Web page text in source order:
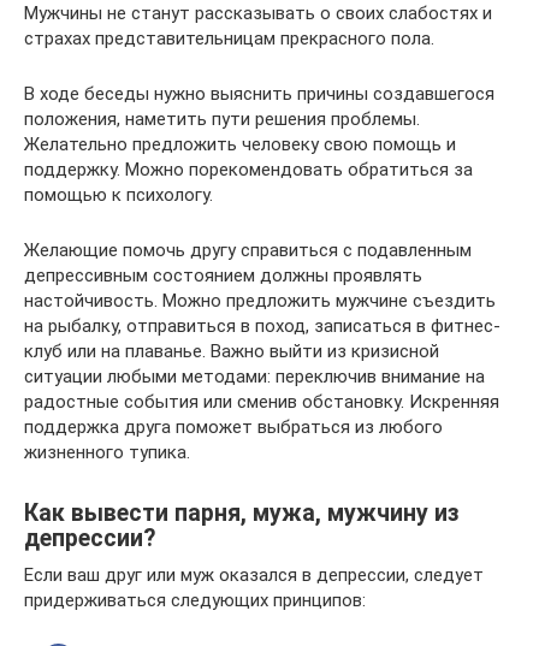
Мужчины не станут рассказывать о своих слабостях и
страхах представительницам прекрасного пола.
В ходе беседы нужно выяснить причины создавшегося
положения, наметить пути решения проблемы.
Желательно предложить человеку свою помощь и
поддержку. Можно порекомендовать обратиться за
помощью к психологу.
Желающие помочь другу справиться с подавленным
депрессивным состоянием должны проявлять
настойчивость. Можно предложить мужчине съездить
на рыбалку, отправиться в поход, записаться в фитнес-
клуб или на плаванье. Важно выйти из кризисной
ситуации любыми методами: переключив внимание на
радостные события или сменив обстановку. Искренняя
поддержка друга поможет выбраться из любого
жизненного тупика.
Как вывести парня, мужа, мужчину из
депрессии?
Если ваш друг или муж оказался в депрессии, следует
придерживаться следующих принципов: